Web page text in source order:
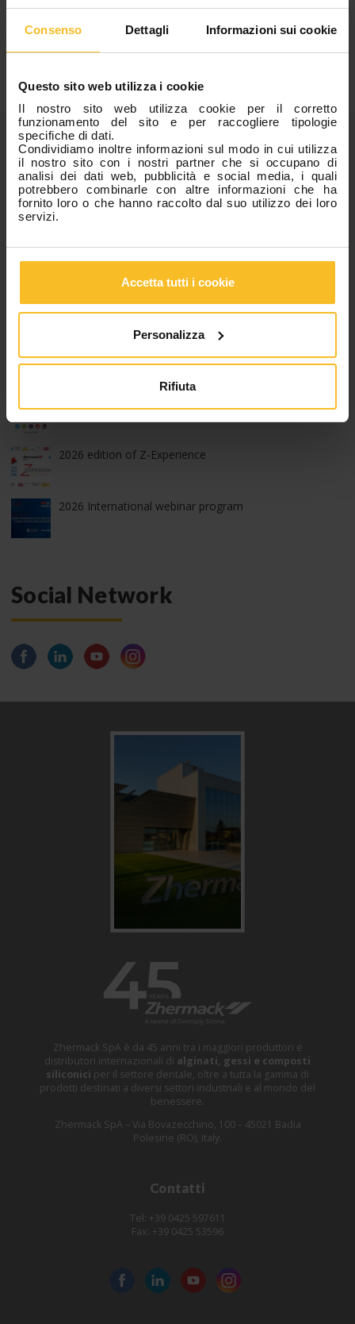
Consenso Dettagli Informazioni sui cookie
Questo sito web utilizza i cookie
Il nostro sito web utilizza cookie per il corretto
funzionamento del sito e per raccogliere tipologie
specifiche di dati.
Condividiamo inoltre informazioni sul modo in cui utilizza
il nostro sito con i nostri partner che si occupano di
analisi dei dati web, pubblicità e social media, i quali
potrebbero combinarle con altre informazioni che ha
fornito loro o che hanno raccolto dal suo utilizzo dei loro
servizi.
Accetta tutti i cookie
Personalizza
Rifiuta
Per Zhermack questo è un importante traguardo. L’Azienda si
impegna ogni giorno per rispettare gli standard di qualità
internazionali e severi metodi di controllo interni, così da
garantire caratteristiche tecniche elevate e costanti. Questo
molto orgogliosa di entrare in questo segmento di mercato.
Categorie
News Azienda
News Eventi
News Prodotti
Articoli Popolari
2026 edition of Z-Experience
2026 International webinar program
Social Network
Zhermack SpA è da 45 anni tra i maggiori produttori e
distributori internazionali di alginati, gessi e composti
siliconici per il settore dentale, oltre a tutta la gamma di
prodotti destinati a diversi settori industriali e al mondo del
benessere.
Zhermack SpA – Via Bovazecchino, 100 – 45021 Badia
Polesine (RO), Italy.
Contatti
Tel: +39 0425 597611
Fax: +39 0425 53596